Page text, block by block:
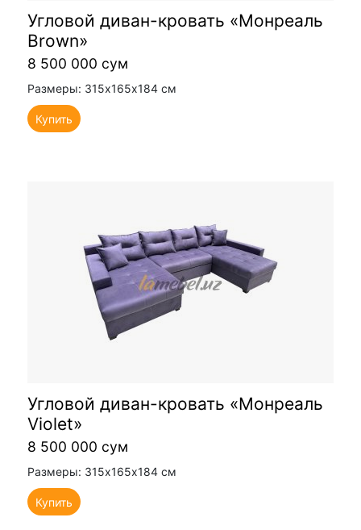
Угловой диван-кровать «Монреаль
Brown»
8 500 000 сум
Размеры: 315х165х184 см
Купить
Угловой диван-кровать «Монреаль
Violet»
8 500 000 сум
Размеры: 315х165х184 см
Купить